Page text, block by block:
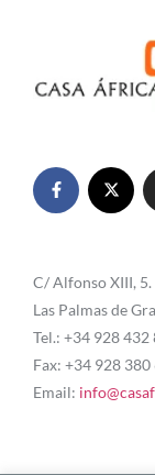
C/ Alfonso XIII, 5.
Las Palmas de
Tel.: +34 928 432
Fax: +34 928 380
Email: